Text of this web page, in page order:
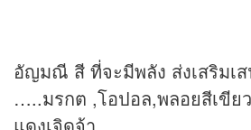
อัญมณี สี ที่จะมีพลัง ส่งเสริมเ
…..มรกต ,โอปอล,พลอยสีเขีย